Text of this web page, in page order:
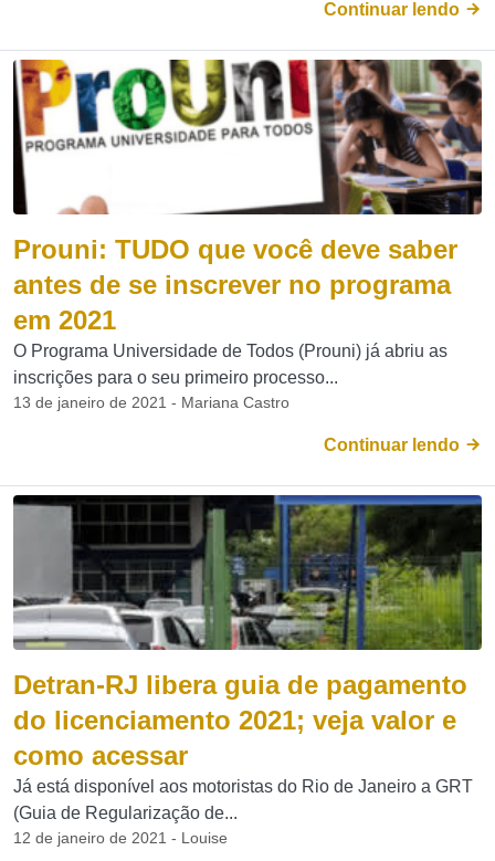
Continuar lendo
Prouni: TUDO que você deve saber
antes de se inscrever no programa
em 2021
O Programa Universidade de Todos (Prouni) já abriu as
inscrições para o seu primeiro processo...
13 de janeiro de 2021 - Mariana Castro
Continuar lendo
Detran-RJ libera guia de pagamento
do licenciamento 2021; veja valor e
como acessar
Já está disponível aos motoristas do Rio de Janeiro a GRT
(Guia de Regularização de...
12 de janeiro de 2021 - Louise